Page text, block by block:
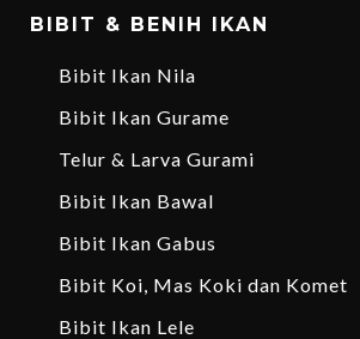
BIBIT & BENIH IKAN
Bibit Ikan Nila
Bibit Ikan Gurame
Telur & Larva Gurami
Bibit Ikan Bawal
Bibit Ikan Gabus
Bibit Koi, Mas Koki dan Komet
Bibit Ikan Lele